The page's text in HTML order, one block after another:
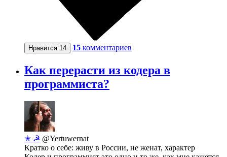
Нравится 14 15 комментариев
Как перерасти из кодера в
программиста?
✭ ☭ @Yertuwernat
Кратко о себе: живу в России, не женат, характер